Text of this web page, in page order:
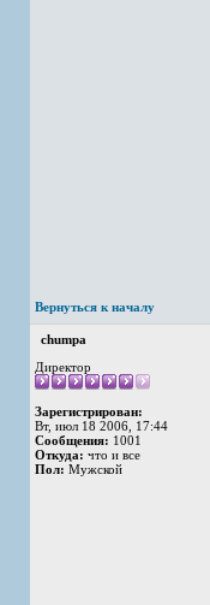
Вернуться к началу
chumpa
Директор
Зарегистрирован:
Вт, июл 18 2006, 17:44
Сообщения: 1001
Откуда: что и все
Пол: Мужской